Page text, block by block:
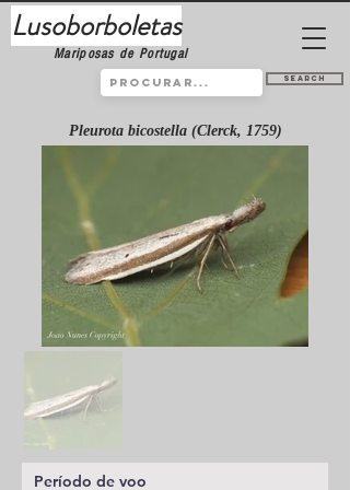
Lusoborboletas
Mariposas de Portugal
Search
Pleurota bicostella (Clerck, 1759)
Período de voo